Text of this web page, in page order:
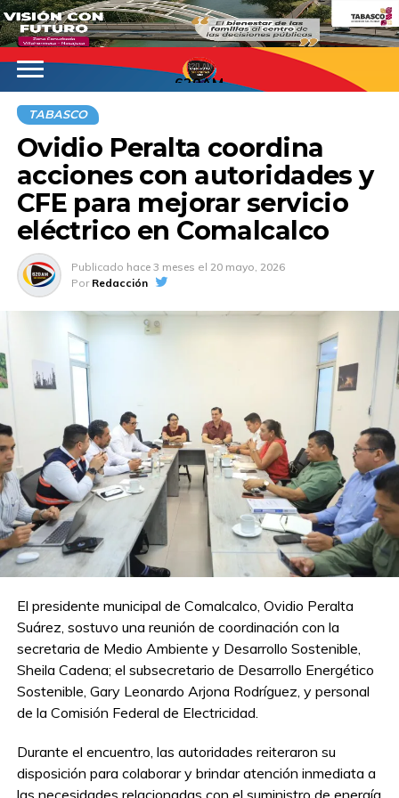
620AM
TABASCO
Ovidio Peralta coordina
acciones con autoridades y
CFE para mejorar servicio
eléctrico en Comalcalco
Publicado hace 3 meses el 20 mayo, 2026
Por Redacción
El presidente municipal de Comalcalco, Ovidio Peralta
Suárez, sostuvo una reunión de coordinación con la
secretaria de Medio Ambiente y Desarrollo Sostenible,
Sheila Cadena; el subsecretario de Desarrollo Energético
Sostenible, Gary Leonardo Arjona Rodríguez, y personal
de la Comisión Federal de Electricidad.
Durante el encuentro, las autoridades reiteraron su
disposición para colaborar y brindar atención inmediata a